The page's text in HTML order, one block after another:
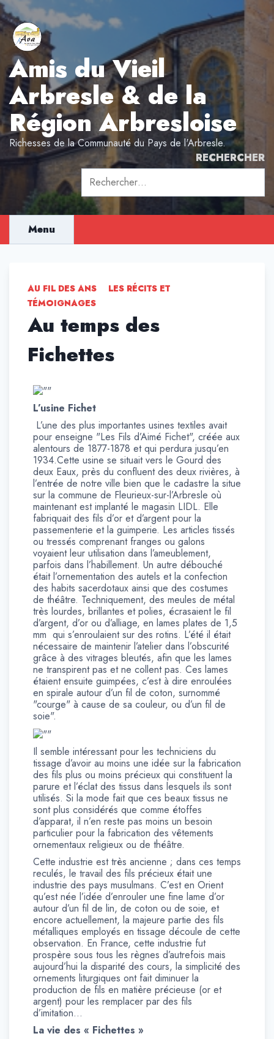
Aller
au
contenu
Amis du Vieil
Arbresle & de la
Région Arbresloise
Richesses de la Communauté du Pays de l'Arbresle.
RECHERCHER
Rechercher :
Menu
AU FIL DES ANS
LES RÉCITS ET
TÉMOIGNAGES
Au temps des
Fichettes
L’usine Fichet
L’une des plus importantes usines textiles avait
pour enseigne "Les Fils d’Aimé Fichet", créée aux
alentours de 1877-1878 et qui perdura jusqu’en
1934.Cette usine se situait vers le Gourd des
deux Eaux, près du confluent des deux rivières, à
l’entrée de notre ville bien que le cadastre la situe
sur la commune de Fleurieux-sur-l’Arbresle où
maintenant est implanté le magasin LIDL. Elle
fabriquait des fils d’or et d’argent pour la
passementerie et la guimperie. Les articles tissés
ou tressés comprenant franges ou galons
voyaient leur utilisation dans l’ameublement,
parfois dans l’habillement. Un autre débouché
était l’ornementation des autels et la confection
des habits sacerdotaux ainsi que des costumes
de théâtre. Techniquement, des meules de métal
très lourdes, brillantes et polies, écrasaient le fil
d’argent, d’or ou d’alliage, en lames plates de 1,5
mm qui s’enroulaient sur des rotins. L’été il était
nécessaire de maintenir l’atelier dans l’obscurité
grâce à des vitrages bleutés, afin que les lames
ne transpirent pas et ne collent pas. Ces lames
étaient ensuite guimpées, c’est à dire enroulées
en spirale autour d’un fil de coton, surnommé
"courge" à cause de sa couleur, ou d’un fil de
soie".
Il semble intéressant pour les techniciens du
tissage d’avoir au moins une idée sur la fabrication
des fils plus ou moins précieux qui constituent la
parure et l’éclat des tissus dans lesquels ils sont
utilisés. Si la mode fait que ces beaux tissus ne
sont plus considérés que comme étoffes
d’apparat, il n’en reste pas moins un besoin
particulier pour la fabrication des vêtements
ornementaux religieux ou de théâtre.
Cette industrie est très ancienne ; dans ces temps
reculés, le travail des fils précieux était une
industrie des pays musulmans. C’est en Orient
qu’est née l’idée d’enrouler une fine lame d’or
autour d’un fil de lin, de coton ou de soie, et
encore actuellement, la majeure partie des fils
métalliques employés en tissage découle de cette
observation. En France, cette industrie fut
prospère sous tous les règnes d’autrefois mais
aujourd’hui la disparité des cours, la simplicité des
ornements liturgiques ont fait diminuer la
production de fils en matière précieuse (or et
argent) pour les remplacer par des fils
d’imitation…
La vie des « Fichettes »